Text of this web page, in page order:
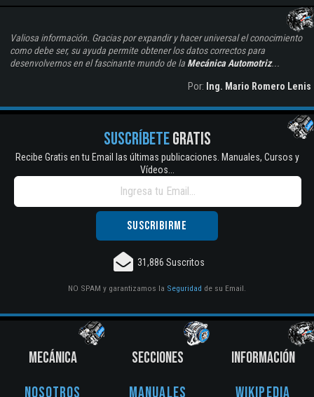
Valiosa información. Gracias por expandir y hacer universal el conocimiento
como debe ser, su ayuda permite obtener los datos correctos para
desenvolvernos en el fascinante mundo de la Mecánica Automotriz...
Por: Ing. Mario Romero Lenis
SUSCRÍBETEGRATIS
Recibe Gratis en tu Email las últimas publicaciones. Manuales, Cursos y
Vídeos...
31,886 Suscritos
NO SPAM y garantizamos la Seguridad de su Email.
MECÁNICA
Nosotros
SECCIONES
Manuales
INFORMACIÓN
Wikipedia